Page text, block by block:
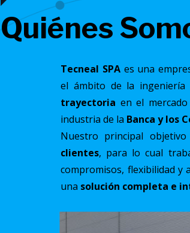
Quiénes
Tecneal SPAes una
el ámbito de la
trayectoria en el
industria de la Banca y los
Nuestro principal
clientes, para lo cual
compromisos, flexibilidad y
una solución completa e